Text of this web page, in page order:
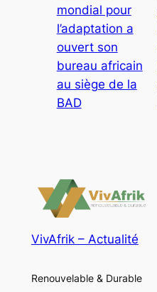
mondial pour
l’adaptation a
ouvert son
bureau africain
au siège de la
BAD
VivAfrik – Actualité
Renouvelable & Durable